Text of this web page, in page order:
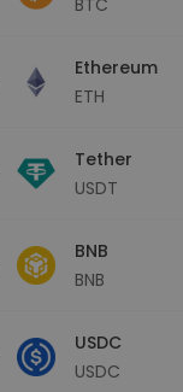
Ethereum
ETH
Tether
USDT
BNB
BNB
USDC
USDC